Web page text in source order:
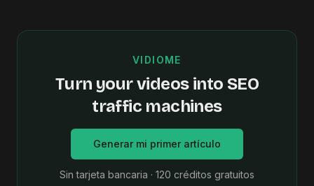
VIDIOME
Turn your videos into SEO
traffic machines
Generar mi primer artículo
Sin tarjeta bancaria · 120 créditos gratuitos